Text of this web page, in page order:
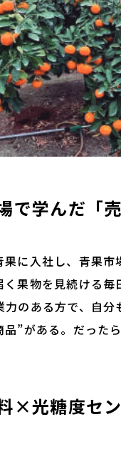
学んだ「売
に入社し、青果市
果物を見続ける毎
力のある方で、自
品”がある。だった
×光糖度セ